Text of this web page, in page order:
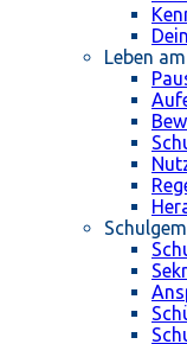
Leben